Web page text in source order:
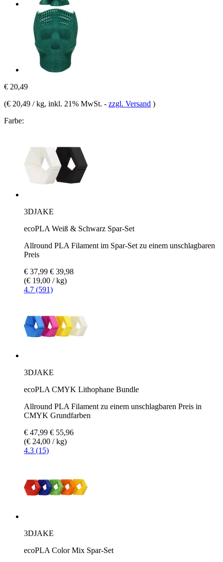
€ 20,49
(€ 20,49 / kg, inkl. 21% MwSt. - zzgl. Versand )
Farbe:
3DJAKE
ecoPLA Weiß & Schwarz Spar-Set
Allround PLA Filament im Spar-Set zu einem unschlagbaren
Preis
€ 37,99 € 39,98
(€ 19,00 / kg)
4.7 (591)
3DJAKE
ecoPLA CMYK Lithophane Bundle
Allround PLA Filament zu einem unschlagbaren Preis in
CMYK Grundfarben
€ 47,99 € 55,96
(€ 24,00 / kg)
4.3 (15)
3DJAKE
ecoPLA Color Mix Spar-Set